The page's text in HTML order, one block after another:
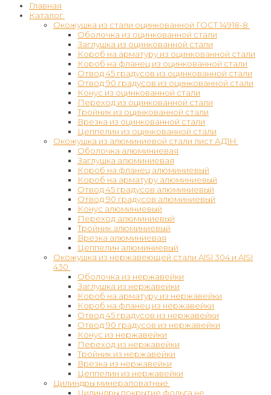
Главная
Каталог
Окожушка из стали оцинкованной ГОСТ 14918-8
Оболочка из оцинкованной стали
Заглушка из оцинкованной стали
Короб на арматуру из оцинкованной стали
Короб на фланец из оцинкованной стали
Отвод 45 градусов из оцинкованной стали
Отвод 90 градусов из оцинкованной стали
Конус из оцинкованной стали
Переход из оцинкованной стали
Тройник из оцинкованной стали
Врезка из оцинкованной стали
Цеппелин из оцинкованной стали
Окожушка из алюминиевой стали лист АД1Н
Оболочка алюминиевая
Заглушка алюминиевая
Короб на фланец алюминиевый
Короб на арматуру алюминиевый
Отвод 45 градусов алюминиевый
Отвод 90 градусов алюминиевый
Конус алюминиевый
Переход алюминиевый
Тройник алюминиевый
Врезка алюминиевая
Цеппелин алюминиевый
Окожушка из нержавеющей стали AISI 304 и AISI
430
Оболочка из нержавейки
Заглушка из нержавейки
Короб на арматуру из нержавейки
Короб на фланец из нержавейки
Отвод 45 градусов из нержавейки
Отвод 90 градусов из нержавейки
Конус из нержавейки
Переход из нержавейки
Тройник из нержавейки
Врезка из нержавейки
Цеппелин из нержавейки
Цилиндры минераловатные
Цилиндры покрытие фольга не